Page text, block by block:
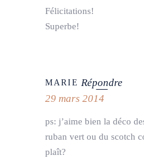
Félicitations!
Superbe!
MARIE Répondre
29 mars 2014
ps: j’aime bien la déco
ruban vert ou du scotch
plaît?